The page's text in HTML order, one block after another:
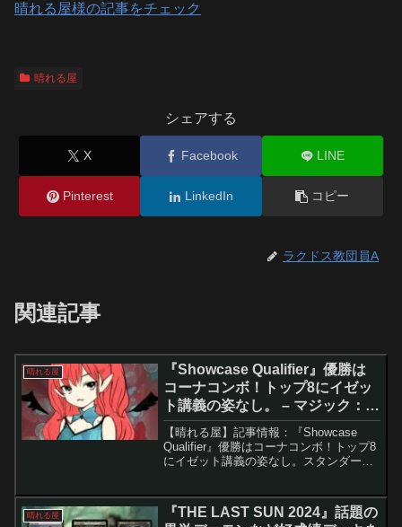
晴れる屋様の記事をチェック
晴れる屋
シェアする
X Facebook LINE
Pinterest LinkedIn コピー
ラクドス教団員A
関連記事
晴れる屋
『Showcase Qualifier』優勝は
コーナコンボ！トップ8にイゼッ
ト講義の姿なし。 – マジック：
ザ・ギャザリング
【晴れる屋】記事情報：『Showcase
Qualifier』優勝はコーナコンボ！トップ8
にイゼット講義の姿なし。スタンダード
『Standard Showcase Quali...
晴れる屋
『THE LAST SUN 2024』話題の